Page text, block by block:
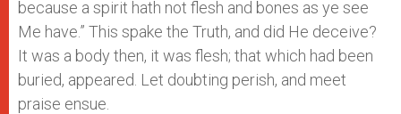
because a spirit hath not flesh and bones as ye see
Me have.” This spake the Truth, and did He deceive?
It was a body then, it was flesh; that which had been
buried, appeared. Let doubting perish, and meet
praise ensue.